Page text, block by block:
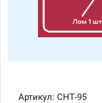
Артикул: СНТ-95